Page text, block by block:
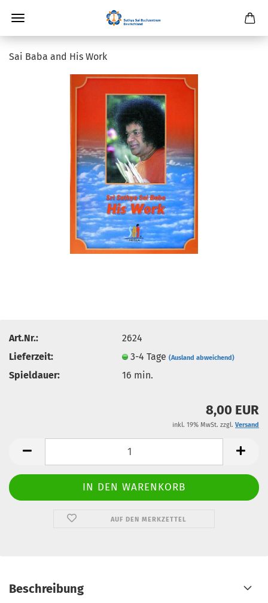
Sai Baba and His Work
Art.Nr.:
2624
Lieferzeit:
3-4 Tage(Ausland abweichend)
Spieldauer: 16 min.
8,00 EUR
inkl. 19% MwSt. zzgl. Versand
AUF DEN MERKZETTEL
Beschreibung